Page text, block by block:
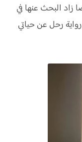
زاد البحث عنها في
رحل عن حياتي